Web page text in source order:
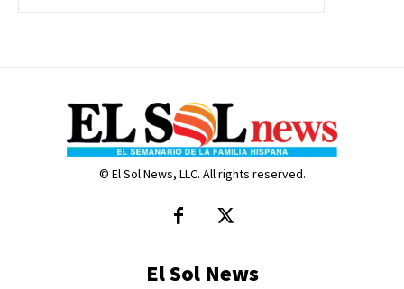
© El Sol News, LLC. All rights reserved.
El Sol News